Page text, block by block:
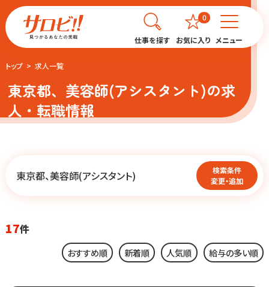
仕事を探す お気に入り
0
メニュー
トップ 求人一覧
東京都、美容師(アシスタント)の求
人・転職情報
東京都、美容師(アシスタント)
検索条件
変更・追加
17件
おすすめ順 新着順 人気順 給与の多い順